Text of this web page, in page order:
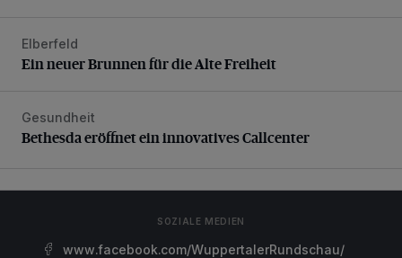
Ein neuer Brunnen für die Alte Freiheit
Elberfeld
Ein neuer Brunnen für die Alte Freiheit
Bethesda eröffnet ein innovatives Callcenter
Gesundheit
Bethesda eröffnet ein innovatives Callcenter
SOZIALE MEDIEN
www.facebook.com/WuppertalerRundschau/